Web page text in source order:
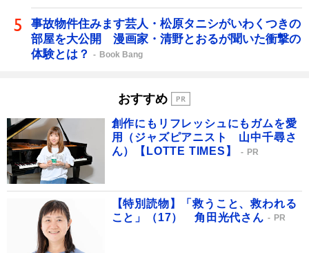
事故物件住みます芸人・松原タニシがいわくつきの
部屋を大公開 漫画家・清野とおるが聞いた衝撃の
体験とは？
Book Bang
おすすめ
創作にもリフレッシュにもガムを愛
用（ジャズピアニスト 山中千尋さ
ん）【LOTTE TIMES】
PR
【特別読物】「救うこと、救われる
こと」（17） 角田光代さん
PR